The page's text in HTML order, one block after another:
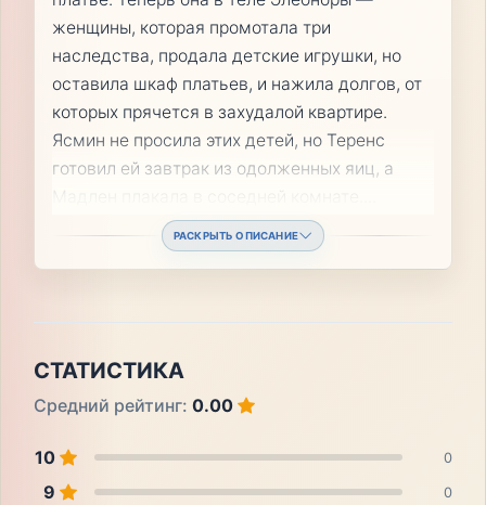
женщины, которая промотала три
наследства, продала детские игрушки, но
оставила шкаф платьев, и нажила долгов, от
которых прячется в захудалой квартире.
Ясмин не просила этих детей, но Теренс
готовил ей завтрак из одолженных яиц, а
РАСКРЫТЬ ОПИСАНИЕ
СТАТИСТИКА
Средний рейтинг: 0.00
10 0
9 0